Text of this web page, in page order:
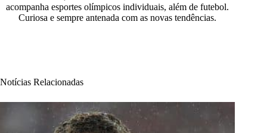
acompanha esportes olímpicos individuais, além de futebol.
Curiosa e sempre antenada com as novas tendências.
Notícias Relacionadas